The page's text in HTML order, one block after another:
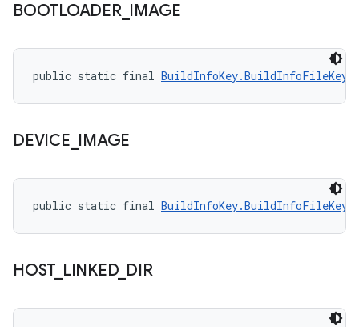
BOOTLOADER_ IMAGE
public static final BuildInfoKey.BuildInfoFileKey
DEVICE IMAGE
public static final BuildInfoKey.BuildInfoFileKey
HOST_ LINKED_ DIR